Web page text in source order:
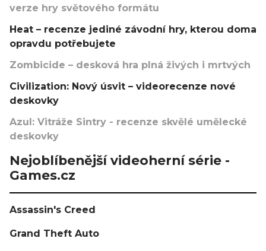
verze hry světového formátu
Heat – recenze jediné závodní hry, kterou doma
opravdu potřebujete
Zombicide – desková hra plná živých i mrtvých
Civilization: Nový úsvit – videorecenze nové
deskovky
Azul: Vitráže Sintry - recenze skvělé umělecké
deskovky
Nejoblíbenější videoherní série -
Games.cz
Assassin's Creed
Grand Theft Auto